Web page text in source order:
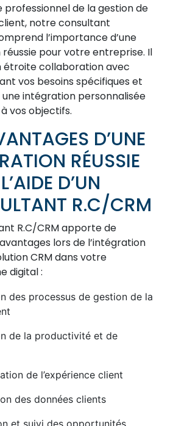
professionnel de la gestion de
notre consultant
l’importance d’une
pour votre entreprise. Il
étroite collaboration avec
vos besoins spécifiques et
intégration personnalisée
vos objectifs.
D’UNE
RÉUSSIE
D’UN
R.C/CRM
R.C/CRM apporte de
lors de l’intégration
CRM dans votre
digital :
des processus de gestion de la
de la productivité et de
de l’expérience client
des données clients
et suivi des opportunités